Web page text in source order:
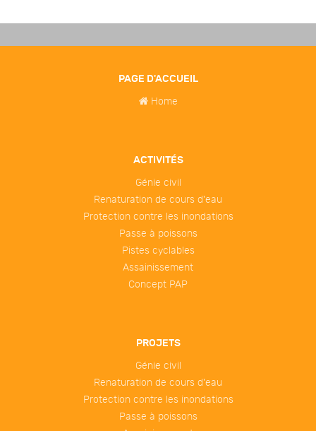
PAGE D'ACCUEIL
Home
ACTIVITÉS
Génie civil
Renaturation de cours d'eau
Protection contre les inondations
Passe à poissons
Pistes cyclables
Assainissement
Concept PAP
PROJETS
Génie civil
Renaturation de cours d'eau
Protection contre les inondations
Passe à poissons